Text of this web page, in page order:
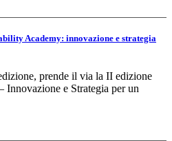
Academy: innovazione e strategia
prende il via la II edizione
Innovazione e Strategia per un